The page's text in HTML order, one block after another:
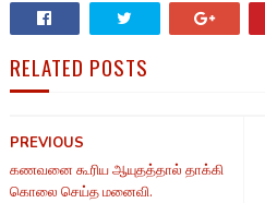
RELATED POSTS
PREVIOUS
கணவனை கூரிய ஆயுதத்தால் தாக்கி
கொலை செய்த மனைவி.